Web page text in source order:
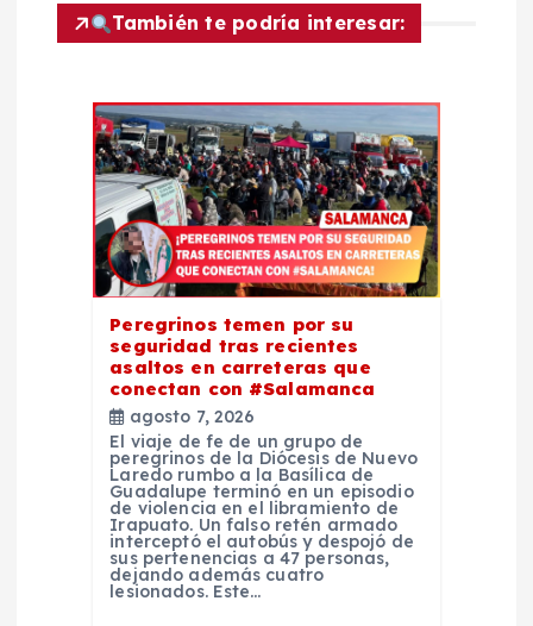
n
También te podría interesar:
Peregrinos temen por su
seguridad tras recientes
asaltos en carreteras que
conectan con #Salamanca
agosto 7, 2026
El viaje de fe de un grupo de
peregrinos de la Diócesis de Nuevo
Laredo rumbo a la Basílica de
Guadalupe terminó en un episodio
de violencia en el libramiento de
Irapuato. Un falso retén armado
interceptó el autobús y despojó de
sus pertenencias a 47 personas,
dejando además cuatro
lesionados. Este…